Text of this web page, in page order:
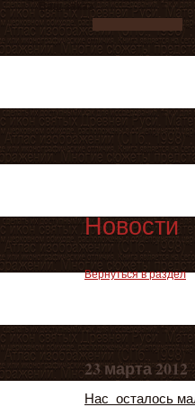
Ваш заказ
Новости
Вернуться в раздел
23 марта 2012
Нас осталось